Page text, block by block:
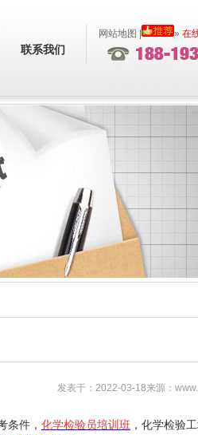
联系我们
网站地图 » 在
发表于：2022-03-18来源：
条件， 化学检验员培训班 ，化学检验